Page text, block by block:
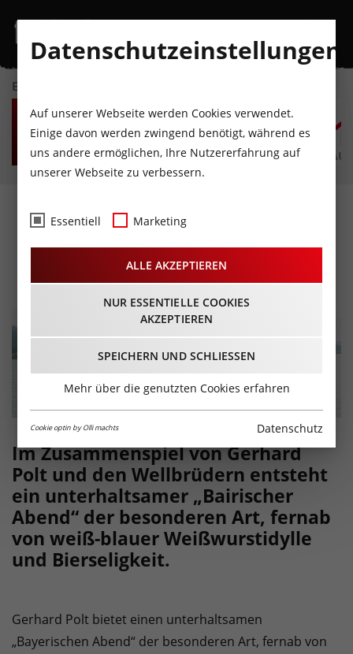
EVENTKALENDER
DO
6
AUGUST
FR
7
AUGUST
SA
8
AUGUST
SO
9
AUGUST
MO
10
AUGUST
GERHARD POLT & DIE
WELLBRÜDER
03.03.2024 - Beginn 20:00 Uhr
Im Zusammenspiel von Gerhard
Polt und den Wellbrüdern entsteht
ein unterhaltsamer „Bairischer
Abend“ der besonderen Art, fernab
von weiß-blauer Weißwurstidylle
und Bierseligkeit.
Gerhard Polt bietet einen unterhaltsamen
„Bayerischen Abend“ der besonderen Art, fernab von
Datenschutzeinstellungen
Auf unserer Webseite werden Cookies verwendet.
Einige davon werden zwingend benötigt, während es
uns andere ermöglichen, Ihre Nutzererfahrung auf
unserer Webseite zu verbessern.
Essentiell Marketing
ALLE AKZEPTIEREN
NUR ESSENTIELLE COOKIES
AKZEPTIEREN
SPEICHERN UND SCHLIESSEN
Mehr über die genutzten Cookies erfahren
Cookie optin by Olli machts Datenschutz